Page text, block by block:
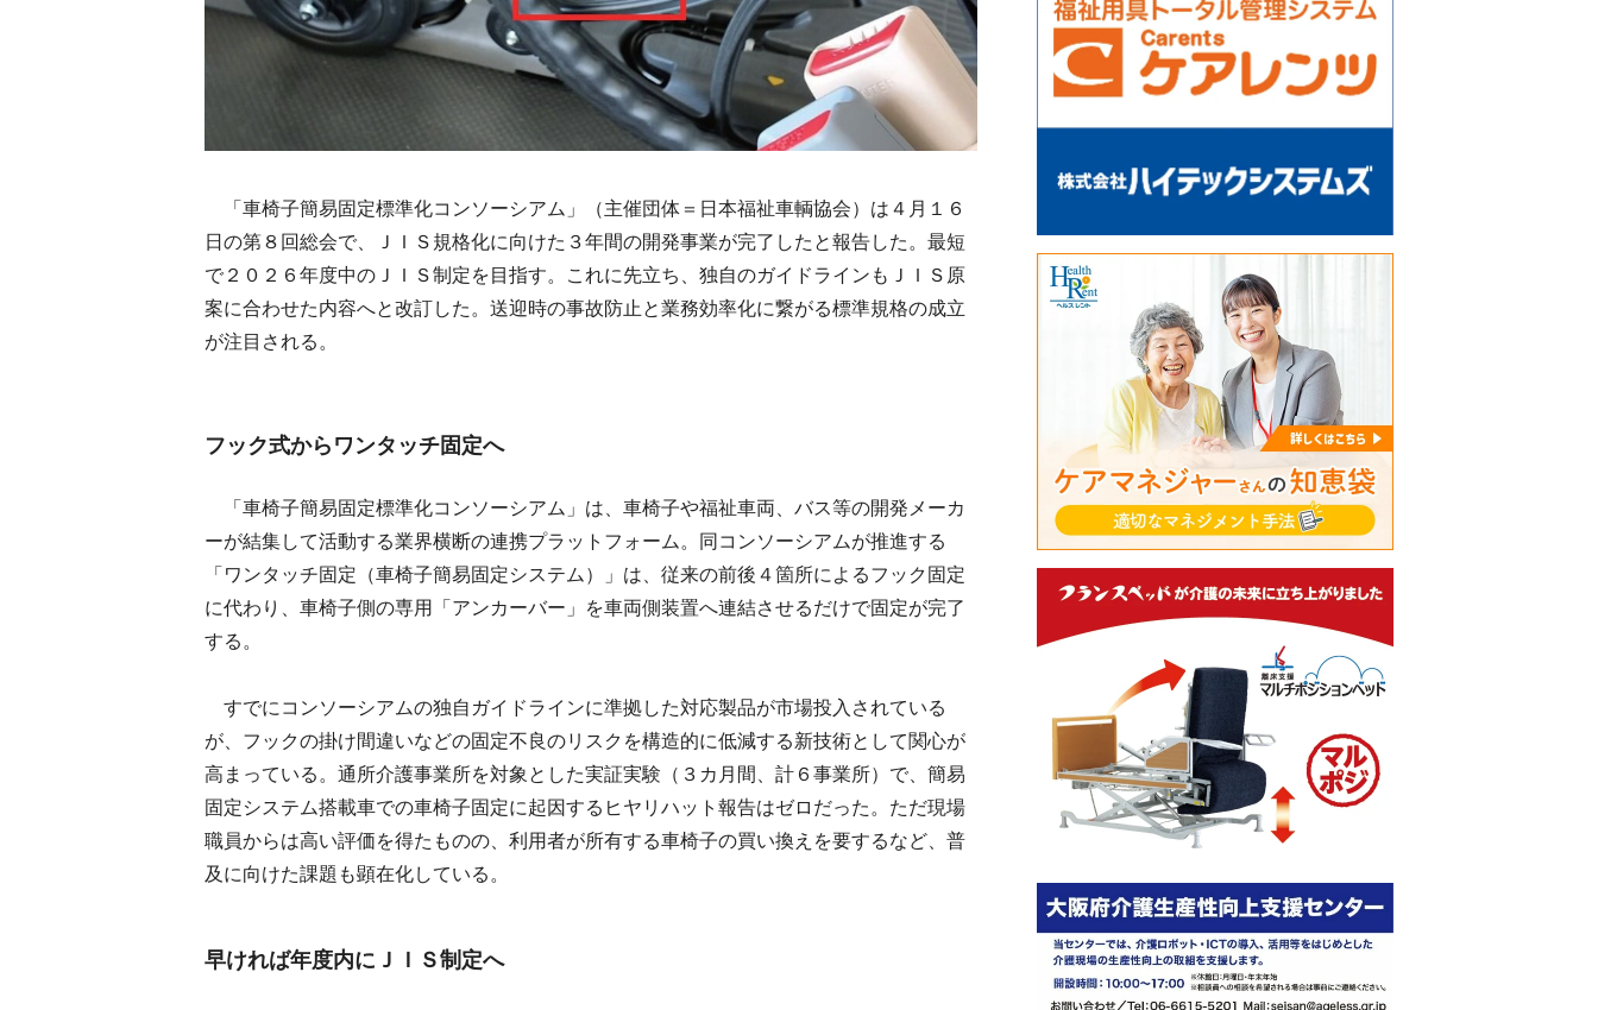
「車椅子簡易固定標準化コンソーシアム」（主催団体＝日本福祉車輌協会）は４月１６
日の第８回総会で、ＪＩＳ規格化に向けた３年間の開発事業が完了したと報告した。最短
で２０２６年度中のＪＩＳ制定を目指す。これに先立ち、独自のガイドラインもＪＩＳ原
案に合わせた内容へと改訂した。送迎時の事故防止と業務効率化に繋がる標準規格の成立
が注目される。
フック式からワンタッチ固定へ
「車椅子簡易固定標準化コンソーシアム」は、車椅子や福祉車両、バス等の開発メーカ
ーが結集して活動する業界横断の連携プラットフォーム。同コンソーシアムが推進する
「ワンタッチ固定（車椅子簡易固定システム）」は、従来の前後４箇所によるフック固定
に代わり、車椅子側の専用「アンカーバー」を車両側装置へ連結させるだけで固定が完了
する。
すでにコンソーシアムの独自ガイドラインに準拠した対応製品が市場投入されている
が、フックの掛け間違いなどの固定不良のリスクを構造的に低減する新技術として関心が
高まっている。通所介護事業所を対象とした実証実験（３カ月間、計６事業所）で、簡易
固定システム搭載車での車椅子固定に起因するヒヤリハット報告はゼロだった。ただ現場
職員からは高い評価を得たものの、利用者が所有する車椅子の買い換えを要するなど、普
及に向けた課題も顕在化している。
早ければ年度内にＪＩＳ制定へ